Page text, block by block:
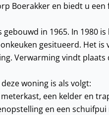
Boerakker en biedt u
gebouwd in 1965. In 1980
gesitueerd. Het is
Verwarming vindt
woning is als volgt:
een kelder en
en een